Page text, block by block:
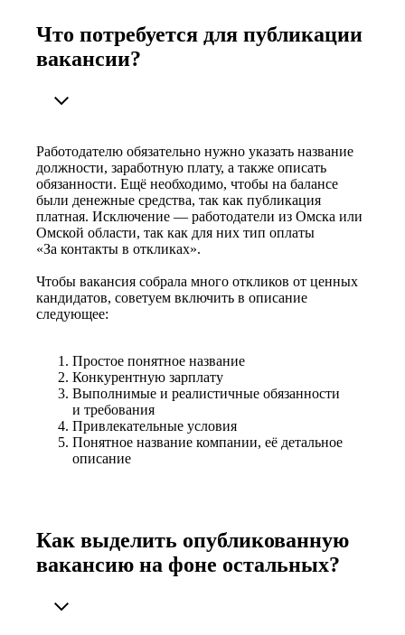
Что потребуется для публикации
вакансии?
Работодателю обязательно нужно указать название
должности, заработную плату, а также описать
обязанности. Ещё необходимо, чтобы на балансе
были денежные средства, так как публикация
платная. Исключение — работодатели из Омска или
Омской области, так как для них тип оплаты
«За контакты в откликах».
Чтобы вакансия собрала много откликов от ценных
кандидатов, советуем включить в описание
следующее:
Простое понятное название
Конкурентную зарплату
Выполнимые и реалистичные обязанности
и требования
Привлекательные условия
Понятное название компании, её детальное
описание
Как выделить опубликованную
вакансию на фоне остальных?